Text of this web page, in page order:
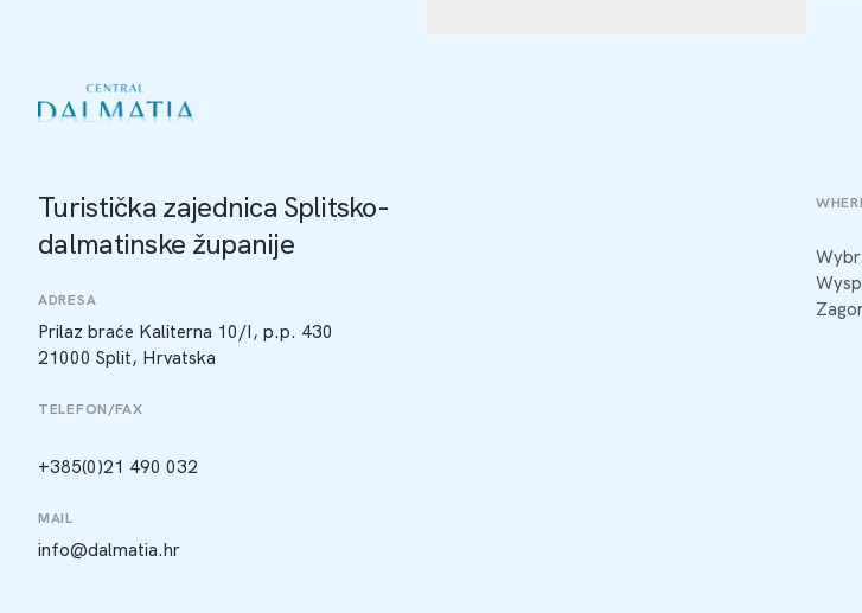
Turistička zajednica Splitsko-
dalmatinske županije
ADRESA
Prilaz braće Kaliterna 10/I, p.p. 430
21000 Split, Hrvatska
TELEFON/FAX
+385(0)21 490 032
MAIL
info@dalmatia.hr